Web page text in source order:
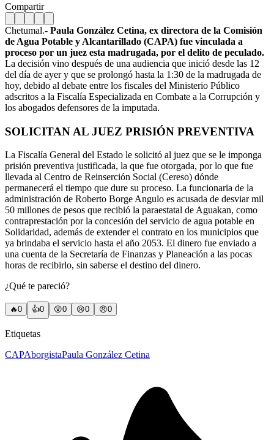
Compartir
Chetumal.- Paula González Cetina, ex directora de la Comisión
de Agua Potable y Alcantarillado (CAPA) fue vinculada a
proceso por un juez esta madrugada, por el delito de peculado.
La decisión vino después de una audiencia que inició desde las 12
del día de ayer y que se prolongó hasta la 1:30 de la madrugada de
hoy, debido al debate entre los fiscales del Ministerio Público
adscritos a la Fiscalía Especializada en Combate a la Corrupción y
los abogados defensores de la imputada.
SOLICITAN AL JUEZ PRISIÓN PREVENTIVA
La Fiscalía General del Estado le solicitó al juez que se le imponga
prisión preventiva justificada, la que fue otorgada, por lo que fue
llevada al Centro de Reinserción Social (Cereso) dónde
permanecerá el tiempo que dure su proceso. La funcionaria de la
administración de Roberto Borge Angulo es acusada de desviar mil
50 millones de pesos que recibió la paraestatal de Aguakan, como
contraprestación por la concesión del servicio de agua potable en
Solidaridad, además de extender el contrato en los municipios que
ya brindaba el servicio hasta el año 2053. El dinero fue enviado a
una cuenta de la Secretaría de Finanzas y Planeación a las pocas
horas de recibirlo, sin saberse el destino del dinero.
¿Qué te pareció?
🔥0 👍0 😲0 😢0 😠0
Etiquetas
CAPAborgistaPaula González Cetina